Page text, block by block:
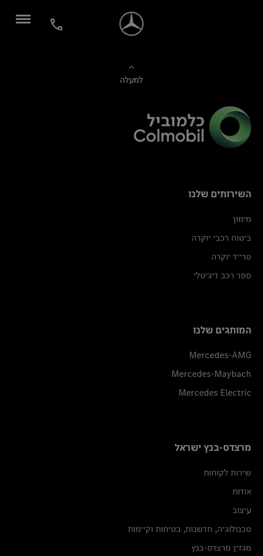
למעלה
השירותים שלנו
מימון
ביטוח רכבי יוקרה
טרייד יוקרה
ספר רכב דיגיטלי
המותגים שלנו
Mercedes-AMG
Mercedes-Maybach
Mercedes Electric
מרצדס-בנץ ישראל
שירות לקוחות
אודות
עיצוב
טכנולוגיה, חדשנות, בטיחות וקיימות
מגזין מרצדס-בנץ